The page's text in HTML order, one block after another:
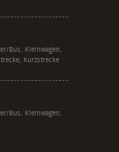
Bus, Kleinwagen,
Kurzstrecke
Bus, Kleinwagen,